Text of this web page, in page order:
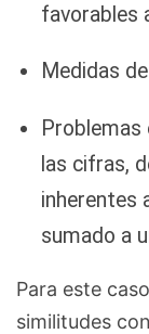
favorables
Medidas
Problemas
las cifras,
inherentes
sumado a
Para este
similitudes